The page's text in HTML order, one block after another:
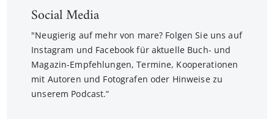
Social Media
"Neugierig auf mehr von mare? Folgen Sie uns auf
Instagram und Facebook für aktuelle Buch- und
Magazin-Empfehlungen, Termine, Kooperationen
mit Autoren und Fotografen oder Hinweise zu
unserem Podcast.“